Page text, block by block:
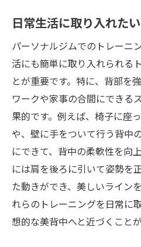
日常生活に取り入れた
パーソナルジムでのトレーニ
活にも簡単に取り入れられる
とが重要です。特に、背部を
ワークや家事の合間にできる
果的です。例えば、椅子に座
や、壁に手をついて行う背中
にできて、背中の柔軟性を向
には肩を後ろに引いて姿勢を
た動きができ、美しいライン
れらのトレーニングを日常に
想的な美背中へと近づくこと